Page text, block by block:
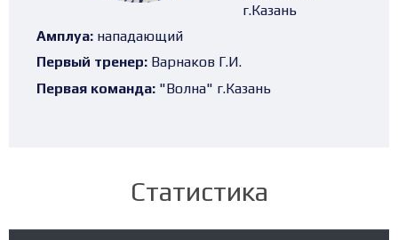
г.Казань
Амплуа: нападающий
Первый тренер: Варнаков Г.И.
Первая команда: "Волна" г.Казань
Статистика